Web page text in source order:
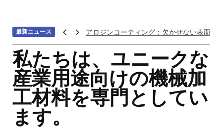
最新ニュース
アロジンコーティング：欠かせない表面処
アームス ブロンズ
紫外線 塗料
重金属トップ10のランキング：特性、影響
ステンレス鋼の切削における加工硬化を防
へら 絞り 加工 と は
私たちは、ユニークな
産業用途向けの機械加
工材料を専門としてい
ます。